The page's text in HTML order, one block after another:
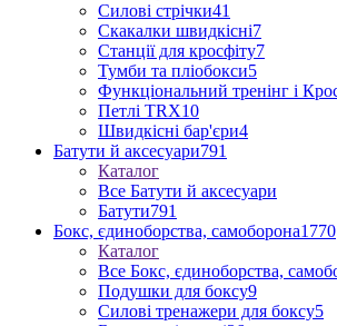
Силові стрічки41
Скакалки швидкісні7
Станції для кросфіту7
Тумби та пліобокси5
Функціональний тренінг і
Петлі TRX10
Швидкісні бар'єри4
Батути й аксесуари791
Каталог
Все Батути й аксесуари
Батути791
Бокс, єдиноборства, самоборона1770
Каталог
Все Бокс, єдиноборства,
Подушки для боксу9
Силові тренажери для боксу5